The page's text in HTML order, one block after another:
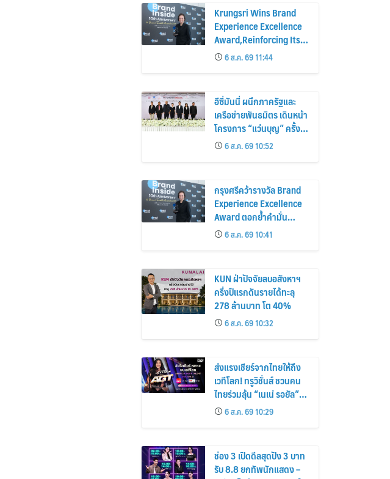
Krungsri Wins Brand
Experience Excellence
Award,Reinforcing Its
“Make Life Simple”
Brand Promise
6 ส.ค. 69 11:44
อีซี่มันนี่ ผนึกภาครัฐและ
เครือข่ายพันธมิตร เดินหน้า
โครงการ “แว่นบุญ” ครั้งที่
2 มอบแว่นสายตาแก่
ประชาชน 600 คน ขยาย
โอกาสการมองเห็นสู่ชุมชน
6 ส.ค. 69 10:52
กรุงศรีคว้ารางวัล Brand
Experience Excellence
Award ตอกย้ำคำมั่น
สัญญาแบรนด์ “ชีวิตง่าย
ได้ทุกวัน”
6 ส.ค. 69 10:41
KUN ฝ่าปัจจัยลบอสังหาฯ
ครึ่งปีแรกดันรายได้ทะลุ
278 ล้านบาท โต 40%
6 ส.ค. 69 10:32
ส่งแรงเชียร์จากไทยให้ถึง
เวทีโลก! ทรูวิชั่นส์ ชวนคน
ไทยร่วมลุ้น “เนเน่ รอยัล”
ครบทุกโมเมนต์บนเวที
AMERICA’S GOT TALENT
SEASON 21
6 ส.ค. 69 10:29
ช่อง 3 เปิดดีลสุดปัง 3 บาท
รับ 8.8 ยกทัพนักแสดง –